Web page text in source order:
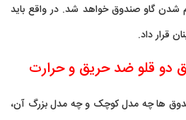
گاو صندوق خواهد شد. در واقع باید
قرار داد.
دو قلو ضد حریق و حرارت
ها چه مدل کوچک و چه مدل بزرگ آن،